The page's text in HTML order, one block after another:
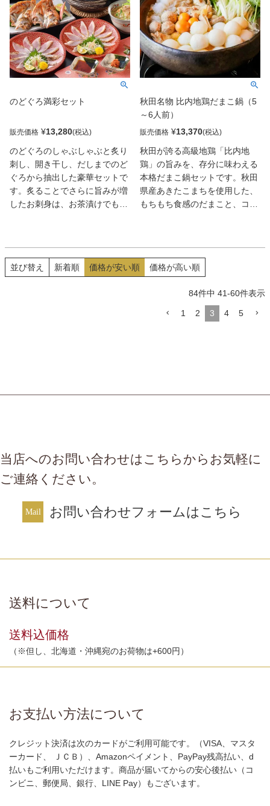
逸品です。皮刺しはコリコリと
した独特の食感が楽しめ、脂の
のった旨みと爽やかな風味が絶
妙なバランスを生み出します。
ちり鍋用のトラフグは、ぷりっ
とした身が鍋の熱でほろりとほ
ぐれ、優しい出汁とともに味わ
うことで深い旨味が染み渡りま
す。添付のポン酢は、ゆず果汁
や日向夏みかんの爽やかな酸味
が調和し、ふぐの繊細な味を引
き立てます。もみじおろしのピ
リッとした辛みがアクセントと
なり、味にキレを加えていま
す。さらに、トラフグの干しひ
す。
のどぐろ満彩セット
販売価格 ¥13,280
のどぐろのしゃぶしゃぶと炙り
刺し、開き干し、だしまでのど
ぐろから抽出した豪華セットで
す。炙ることでさらに旨みが増
したお刺身は、お茶漬けでもお
〆の雑炊もお楽しみいただけま
す。開き干しはこだわりの塩を
秋田名物 比内地鶏だまこ鍋（5
～6人前）
販売価格 ¥13,370
秋田が誇る高級地鶏「比内地
鶏」の旨みを、存分に味わえる
本格だまこ鍋セットです。秋田
県産あきたこまちを使用した、
もちもち食感のだまこと、コク
ます。比内地鶏のもも肉・むね
肉を使用したカット正肉、旨み
を加える鶏ミンチや希少部位の
きんかん（卵管）を贅沢にセッ
ト。さらに、長ねぎ・せり・舞
すめです。
並び替え 新着順 価格が安い順 価格が高い順
84件中 41-60件表示
1 2 3 4 5
当店へのお問い合わせはこちらからお気軽に
ご連絡ください。
お問い合わせフォームはこちら
送料について
送料込価格
（※但し、北海道・沖縄宛のお荷物は+600円）
お支払い方法について
クレジット決済は次のカードがご利用可能です。（VISA、マスタ
ーカード、 ＪＣＢ）、Amazonペイメント、PayPay残高払い、d
払いもご利用いただけます。商品が届いてからの安心後払い（コ
ンビニ、郵便局、銀行、LINE Pay）もございます。